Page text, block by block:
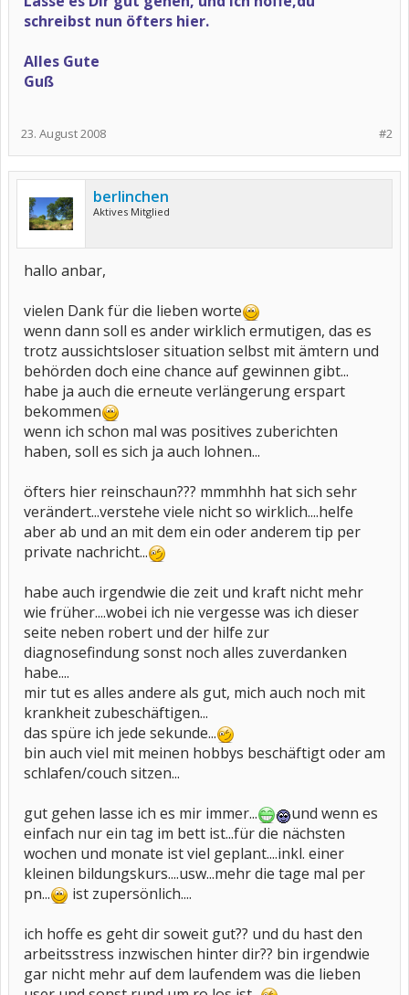
schreibst nun öfters hier.
Alles Gute
Guß
#2
23. August 2008
berlinchen
Aktives Mitglied
hallo anbar,
vielen Dank für die lieben worte
wenn dann soll es ander wirklich ermutigen, das es
trotz aussichtsloser situation selbst mit ämtern und
behörden doch eine chance auf gewinnen gibt...
habe ja auch die erneute verlängerung erspart
bekommen
wenn ich schon mal was positives zuberichten
haben, soll es sich ja auch lohnen...
öfters hier reinschaun??? mmmhhh hat sich sehr
verändert...verstehe viele nicht so wirklich....helfe
aber ab und an mit dem ein oder anderem tip per
private nachricht...
habe auch irgendwie die zeit und kraft nicht mehr
wie früher....wobei ich nie vergesse was ich dieser
seite neben robert und der hilfe zur
diagnosefindung sonst noch alles zuverdanken
habe....
mir tut es alles andere als gut, mich auch noch mit
krankheit zubeschäftigen...
das spüre ich jede sekunde...
bin auch viel mit meinen hobbys beschäftigt oder am
schlafen/couch sitzen...
gut gehen lasse ich es mir immer...
und wenn es
einfach nur ein tag im bett ist...für die nächsten
wochen und monate ist viel geplant....inkl. einer
kleinen bildungskurs....usw...mehr die tage mal per
pn...
ist zupersönlich....
ich hoffe es geht dir soweit gut?? und du hast den
arbeitsstress inzwischen hinter dir?? bin irgendwie
gar nicht mehr auf dem laufendem was die lieben